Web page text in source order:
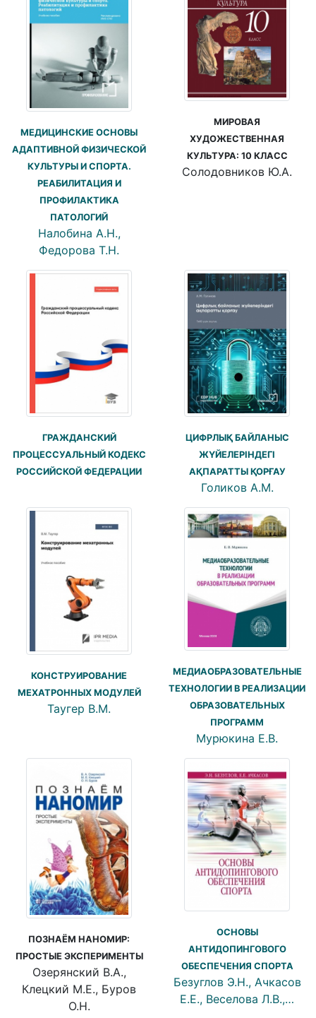
МЕДИЦИНСКИЕ ОСНОВЫ
АДАПТИВНОЙ ФИЗИЧЕСКОЙ
КУЛЬТУРЫ И СПОРТА.
РЕАБИЛИТАЦИЯ И
ПРОФИЛАКТИКА
ПАТОЛОГИЙ
Налобина А.Н.,
Федорова Т.Н.
МИРОВАЯ
ХУДОЖЕСТВЕННАЯ
КУЛЬТУРА: 10 КЛАСС
Солодовников Ю.А.
ГРАЖДАНСКИЙ
ПРОЦЕССУАЛЬНЫЙ КОДЕКС
РОССИЙСКОЙ ФЕДЕРАЦИИ
ЦИФРЛЫҚ БАЙЛАНЫС
ЖҮЙЕЛЕРІНДЕГІ
АҚПАРАТТЫ ҚОРҒАУ
Голиков А.М.
КОНСТРУИРОВАНИЕ
МЕХАТРОННЫХ МОДУЛЕЙ
Таугер В.М.
МЕДИАОБРАЗОВАТЕЛЬНЫЕ
ТЕХНОЛОГИИ В РЕАЛИЗАЦИИ
ОБРАЗОВАТЕЛЬНЫХ
ПРОГРАММ
Мурюкина Е.В.
ПОЗНАЁМ НАНОМИР:
ПРОСТЫЕ ЭКСПЕРИМЕНТЫ
Озерянский В.А.,
Клецкий М.Е., Буров
О.Н.
ОСНОВЫ
АНТИДОПИНГОВОГО
ОБЕСПЕЧЕНИЯ СПОРТА
Безуглов Э.Н., Ачкасов
Е.Е., Веселова Л.В.,…